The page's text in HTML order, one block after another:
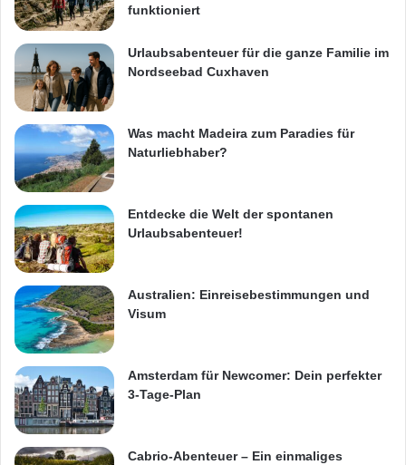
funktioniert
Urlaubsabenteuer für die ganze Familie im
Nordseebad Cuxhaven
Was macht Madeira zum Paradies für
Naturliebhaber?
Entdecke die Welt der spontanen
Urlaubsabenteuer!
Australien: Einreisebestimmungen und
Visum
Amsterdam für Newcomer: Dein perfekter
3-Tage-Plan
Cabrio-Abenteuer – Ein einmaliges